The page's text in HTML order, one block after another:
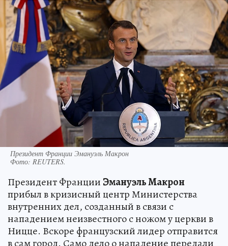
Президент Франции Эмануэль Макрон
Фото: REUTERS.
Президент Франции Эмануэль Макрон
прибыл в кризисный центр Министерства
внутренних дел, созданный в связи с
нападением неизвестного с ножом у церкви в
Ницце. Вскоре французский лидер отправится